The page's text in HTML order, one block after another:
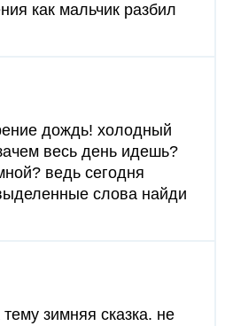
как мальчик разбил
дождь! холодный
весь день идешь?
ведь сегодня
слова найди
зимняя сказка. не